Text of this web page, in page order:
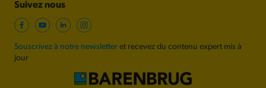
Suivez nous
Souscrivez à notre newsletter et recevez du contenu expert mis à
jour